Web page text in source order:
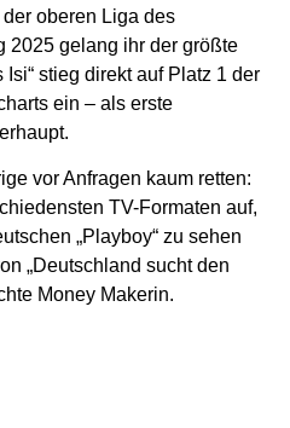
oberen Liga des
2025 gelang ihr der größte
stieg direkt auf Platz 1 der
ein – als erste
vor Anfragen kaum retten:
TV-Formaten auf,
„Playboy“ zu sehen
„Deutschland sucht den
Money Makerin.